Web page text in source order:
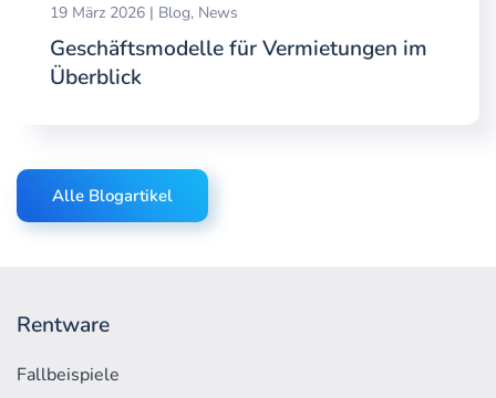
19 März 2026 | Blog, News
Geschäftsmodelle für Vermietungen im
Überblick
Alle Blogartikel
Rentware
Fallbeispiele